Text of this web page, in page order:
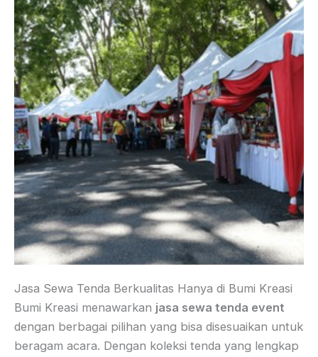
Jasa Sewa Tenda Berkualitas Hanya di Bumi Kreasi
Bumi Kreasi menawarkan jasa sewa tenda event
dengan berbagai pilihan yang bisa disesuaikan untuk
beragam acara. Dengan koleksi tenda yang lengkap